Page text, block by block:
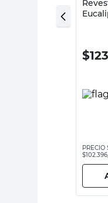
$
PRECIO